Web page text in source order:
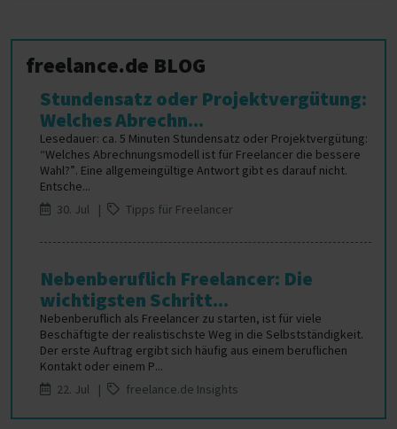
freelance.de BLOG
Stundensatz oder Projektvergütung:
Welches Abrechn...
Lesedauer: ca. 5 Minuten Stundensatz oder Projektvergütung:
“Welches Abrechnungsmodell ist für Freelancer die bessere
Wahl?”. Eine allgemeingültige Antwort gibt es darauf nicht.
Entsche...
30. Jul |
Tipps für Freelancer
Nebenberuflich Freelancer: Die
wichtigsten Schritt...
Nebenberuflich als Freelancer zu starten, ist für viele
Beschäftigte der realistischste Weg in die Selbstständigkeit.
Der erste Auftrag ergibt sich häufig aus einem beruflichen
Kontakt oder einem P...
22. Jul |
freelance.de Insights